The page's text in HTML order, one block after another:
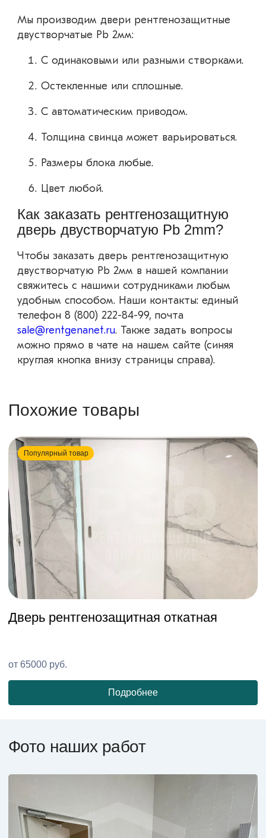
Мы производим двери рентгенозащитные
двустворчатые Pb 2мм:
С одинаковыми или разными створками.
Остекленные или сплошные.
С автоматическим приводом.
Толщина свинца может варьироваться.
Размеры блока любые.
Цвет любой.
Как заказать рентгенозащитную
дверь двустворчатую Pb 2mm?
Чтобы заказать дверь рентгенозащитную
двустворчатую Pb 2мм в нашей компании
свяжитесь с нашими сотрудниками любым
удобным способом. Наши контакты: единый
телефон 8 (800) 222-84-99, почта
sale@rentgenanet.ru. Также задать вопросы
можно прямо в чате на нашем сайте (синяя
круглая кнопка внизу страницы справа).
Похожие товары
Популярный товар
Дверь рентгенозащитная откатная
от 65000 руб.
Подробнее
Фото наших работ